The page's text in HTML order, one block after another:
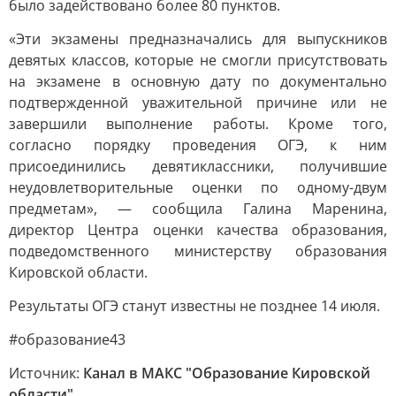
было задействовано более 80 пунктов.
«Эти экзамены предназначались для выпускников
девятых классов, которые не смогли присутствовать
на экзамене в основную дату по документально
подтвержденной уважительной причине или не
завершили выполнение работы. Кроме того,
согласно порядку проведения ОГЭ, к ним
присоединились девятиклассники, получившие
неудовлетворительные оценки по одному-двум
предметам», — сообщила Галина Маренина,
директор Центра оценки качества образования,
подведомственного министерству образования
Кировской области.
Результаты ОГЭ станут известны не позднее 14 июля.
#образование43
Источник: Канал в МАКС "Образование Кировской